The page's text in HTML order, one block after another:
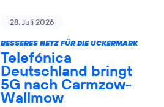
28. Juli 2026
BESSERES NETZ FÜR DIE UCKERMARK
Telefónica
Deutschland bringt
5G nach Carmzow-
Wallmow